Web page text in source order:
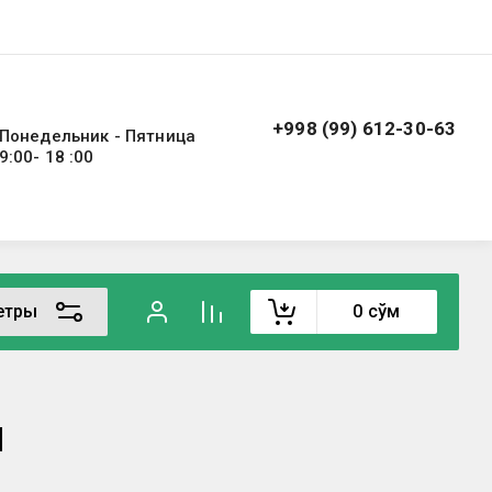
Понедельник - Пятница
9:00- 18 :00
+998 (99) 612-30-63
0 сўм